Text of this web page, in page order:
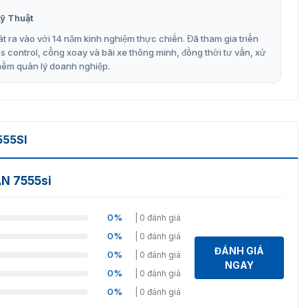
Thuật
ra vào với 14 năm kinh nghiệm thực chiến. Đã tham gia triển
control, cổng xoay và bãi xe thông minh, đồng thời tư vấn, xử
quản lý doanh nghiệp.
7555si
0% | 0 đánh giá
0% | 0 đánh giá
0% | 0 đánh giá
0% | 0 đánh giá
0% | 0 đánh giá
ĐÁNH GIÁ
NGAY